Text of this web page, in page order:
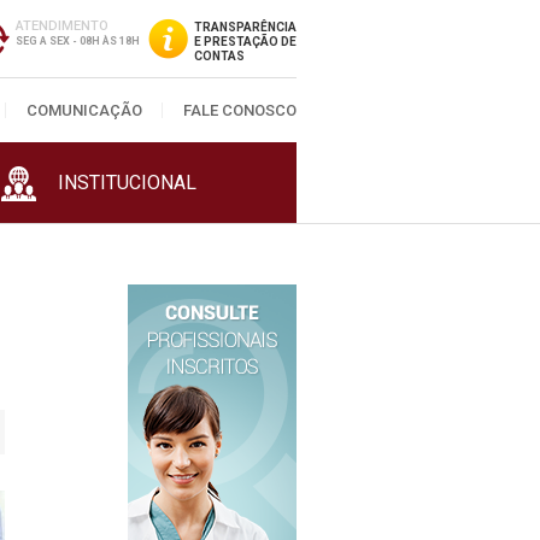
ATENDIMENTO
SEG A SEX - 08H ÀS 18H
TRANSPARÊNCIA
E PRESTAÇÃO DE
CONTAS
COMUNICAÇÃO FALE CONOSCO
INSTITUCIONAL